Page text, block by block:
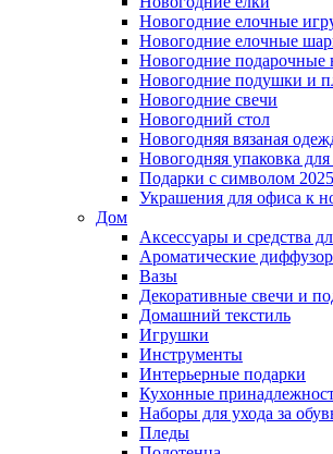
Новогодние елочные
Новогодние елочные
Новогодние подарочные
Новогодние подушки и
Новогодние свечи
Новогодний стол
Новогодняя вязаная
Новогодняя упаковка для
Подарки с символом
Украшения для офиса к
Дом
Аксессуары и средства
Ароматические
Вазы
Декоративные свечи и
Домашний текстиль
Игрушки
Инструменты
Интерьерные подарки
Кухонные
Наборы для ухода за
Пледы